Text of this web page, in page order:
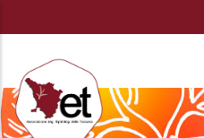
al
contenuto
principale